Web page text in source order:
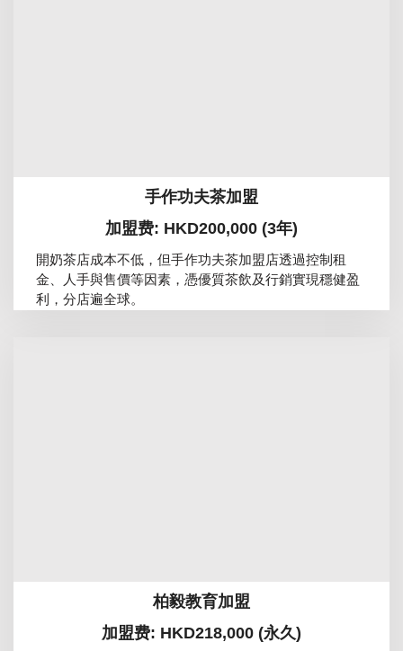
手作功夫茶加盟
加盟费: HKD200,000 (3年)
開奶茶店成本不低，但手作功夫茶加盟店透過控制租
金、人手與售價等因素，憑優質茶飲及行銷實現穩健盈
利，分店遍全球。
柏毅教育加盟
加盟费: HKD218,000 (永久)